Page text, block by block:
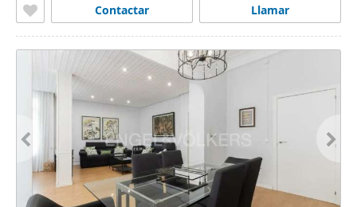
Llamar
Contactar